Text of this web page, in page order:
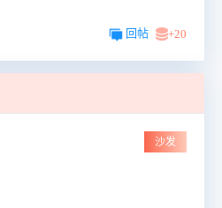
回帖 +20
沙发